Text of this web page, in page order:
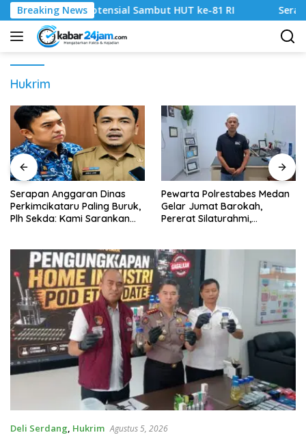
Langsung
ke
konten
Breaking News
Sambut HUT ke-81 RI Serapan Anggaran
Hukrim
Serapan Anggaran Dinas
Perkimcikataru Paling Buruk,
Plh Sekda: Kami Sarankan
Pewarta Polrestabes Medan
Gelar Jumat Barokah,
Pererat Silaturahmi,
Deli Serdang, Hukrim Agustus 5, 2026